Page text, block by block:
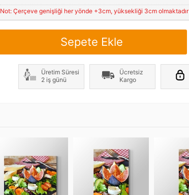
Not: Çerçeve genişliği her yönde +3cm, yüksekliği 3cm olmaktadır
Sepete Ekle
Üretim Süresi
2 iş günü
Ücretsiz
Kargo